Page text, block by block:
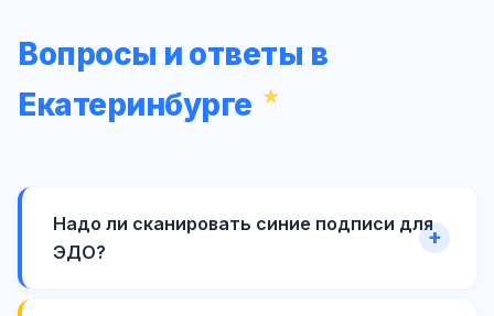
Вопросы и ответы в
Екатеринбурге
Надо ли сканировать синие подписи для
ЭДО?